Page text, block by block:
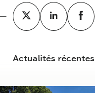
Actualités récentes